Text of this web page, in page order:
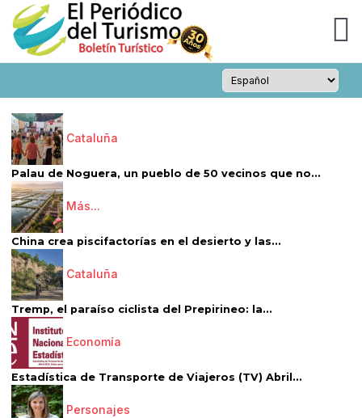
Cataluña
Palau de Noguera, un pueblo de 50 vecinos que no...
Más...
China crea piscifactorías en el desierto y las...
Cataluña
Tremp, el paraíso ciclista del Prepirineo: la...
Economía
Estadística de Transporte de Viajeros (TV) Abril...
Personajes